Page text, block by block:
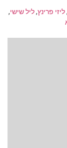
,ליזי פרינץ,ליל שישי,